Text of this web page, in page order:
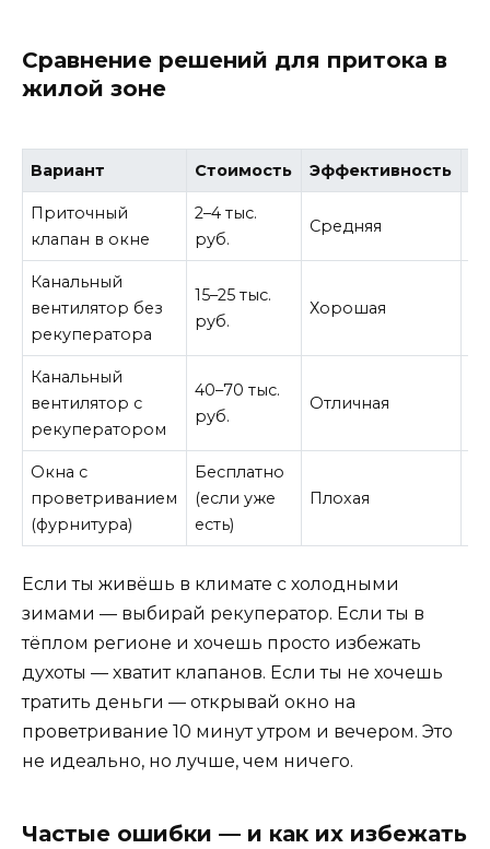
Сравнение решений для притока в
жилой зоне
Вариант Стоимость Эффективность
Приточный
клапан в окне
2–4 тыс.
руб.
Средняя
Канальный
вентилятор без
рекуператора
15–25 тыс.
руб.
Хорошая
Канальный
вентилятор с
рекуператором
40–70 тыс.
руб.
Отличная
Окна с
проветриванием
(фурнитура)
Бесплатно
(если уже
есть)
Плохая
Если ты живёшь в климате с холодными
зимами — выбирай рекуператор. Если ты в
тёплом регионе и хочешь просто избежать
духоты — хватит клапанов. Если ты не хочешь
тратить деньги — открывай окно на
проветривание 10 минут утром и вечером. Это
не идеально, но лучше, чем ничего.
Частые ошибки — и как их избежать